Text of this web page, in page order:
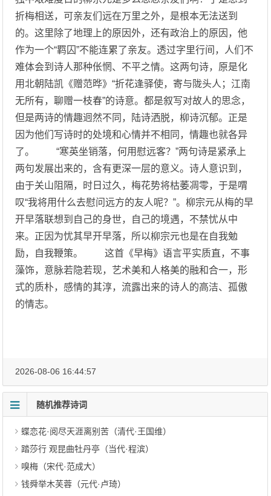
折梅相送，可亲友们远在万里之外，是根本无法送到
的。这里除了地理上的原因外，还有政治上的原因，他
作为一个“羁囚”不能连累了亲友。透过字里行间，人们不
难体会到诗人那种伥惘、不平之情。这两句诗，原是化
用北朝陆凯《赠范晔》“折花逢驿使，寄与陇头人；江南
无所有，聊赠一枝春”的诗意。都是叙写对故人的思念，
但是两诗的情趣迥然不同，陆诗洒脱，柳诗沉郁。正是
因为他们写诗时的处境和心情并不相同，情趣也就各异
了。 “寒英坐销落，何用慰远客？”两句诗是紧承上
两句发展出来的，含有更深一层的意义。诗人意识到，
由于关山阻隔，时日过久，梅花势将枯萎凋零，于是喟
叹“我将用什么去慰问远方的友人呢？”。柳宗元从梅的早
开早落联想到自己的身世，自己的境遇，不禁忧从中
来。正因为忧其早开早落，所以柳宗元也是在自我勉
励，自我鞭策。 这首《早梅》语言平实质直，不事
藻饰，意脉若隐若现，艺术美和人格美的融和合一，形
式的质朴，感情的其淳，流露出来的诗人的高洁、孤傲
的情志。
2026-08-06 16:44:57
随机推荐诗词
蝶恋花·阅尽天涯离别苦（清代·王国维）
踏莎行 观昆曲牡丹亭（当代·程滨）
嗅梅（宋代·范成大）
钱舜举木芙蓉（元代·卢琦）